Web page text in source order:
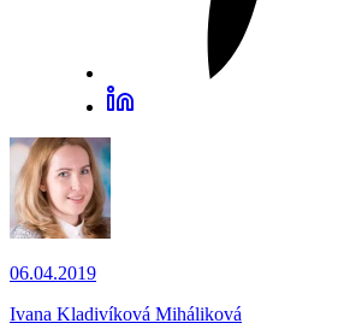
06.04.2019
Ivana Kladivíková Miháliková